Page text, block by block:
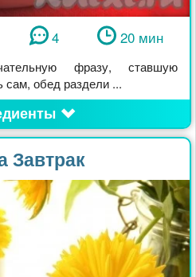
4 20 мин
фразу, ставшую
сам, обед раздели ...
Завтрак